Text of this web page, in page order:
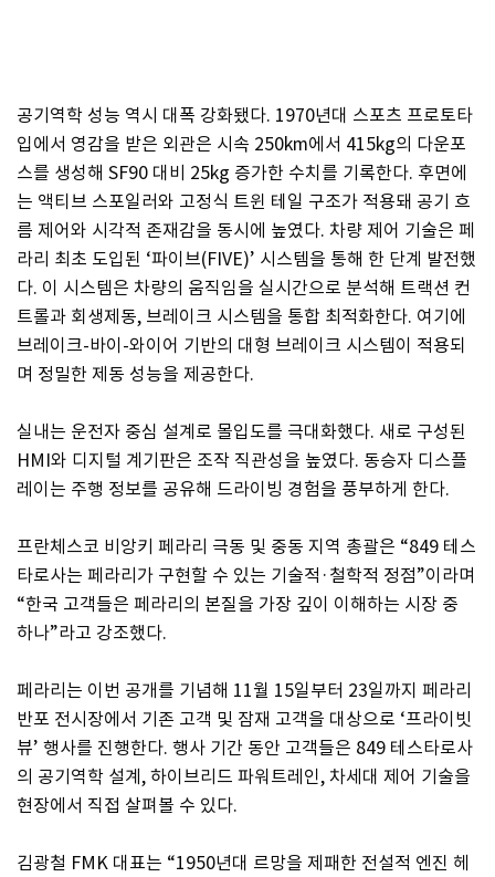
공기역학 성능 역시 대폭 강화됐다. 1970년대 스포츠 프로토타
입에서 영감을 받은 외관은 시속 250km에서 415kg의 다운포
스를 생성해 SF90 대비 25kg 증가한 수치를 기록한다. 후면에
는 액티브 스포일러와 고정식 트윈 테일 구조가 적용돼 공기 흐
름 제어와 시각적 존재감을 동시에 높였다. 차량 제어 기술은 페
라리 최초 도입된 ‘파이브(FIVE)’ 시스템을 통해 한 단계 발전했
다. 이 시스템은 차량의 움직임을 실시간으로 분석해 트랙션 컨
트롤과 회생제동, 브레이크 시스템을 통합 최적화한다. 여기에
브레이크-바이-와이어 기반의 대형 브레이크 시스템이 적용되
며 정밀한 제동 성능을 제공한다.
실내는 운전자 중심 설계로 몰입도를 극대화했다. 새로 구성된
HMI와 디지털 계기판은 조작 직관성을 높였다. 동승자 디스플
레이는 주행 정보를 공유해 드라이빙 경험을 풍부하게 한다.
프란체스코 비앙키 페라리 극동 및 중동 지역 총괄은 “849 테스
타로사는 페라리가 구현할 수 있는 기술적·철학적 정점”이라며
“한국 고객들은 페라리의 본질을 가장 깊이 이해하는 시장 중
하나”라고 강조했다.
페라리는 이번 공개를 기념해 11월 15일부터 23일까지 페라리
반포 전시장에서 기존 고객 및 잠재 고객을 대상으로 ‘프라이빗
뷰’ 행사를 진행한다. 행사 기간 동안 고객들은 849 테스타로사
의 공기역학 설계, 하이브리드 파워트레인, 차세대 제어 기술을
현장에서 직접 살펴볼 수 있다.
김광철 FMK 대표는 “1950년대 르망을 제패한 전설적 엔진 헤